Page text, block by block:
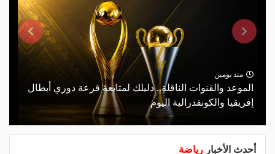
منذ يومين
الموعد والقنوات الناقلة.. دليلك لمتابعة قرعة دوري أبطال
إفريقيا والكونفدرالية اليوم
أحدث الأخبار رياضة